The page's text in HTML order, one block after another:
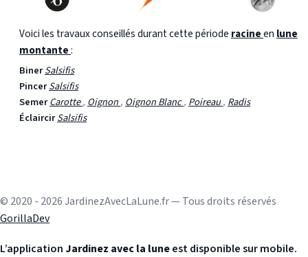
Voici les travaux conseillés durant cette période racineen lune
montante:
BinerSalsifis
PincerSalsifis
SemerCarotte, Oignon, Oignon Blanc, Poireau, Radis
ÉclaircirSalsifis
© 2020 - 2026 JardinezAvecLaLune.fr — Tous droits réservés
GorillaDev
L’application Jardinez avec la luneest disponible sur mobile.